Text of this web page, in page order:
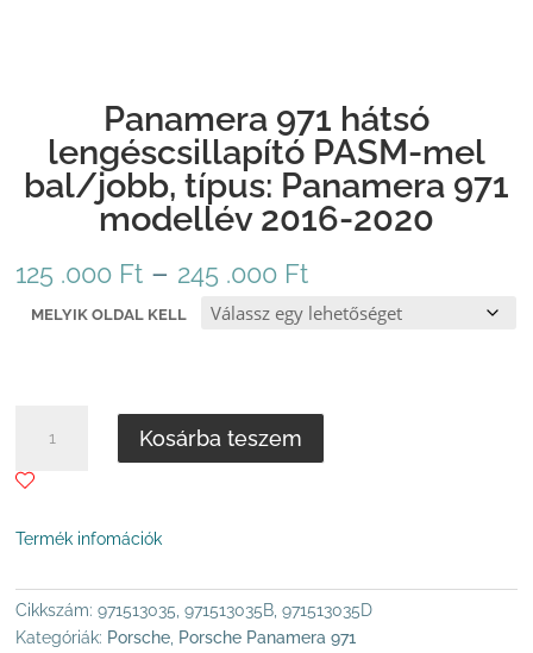
Panamera 971 hátsó
lengéscsillapító PASM-mel
bal/jobb, típus: Panamera 971
modellév 2016-2020
125 .000 Ft – 245 .000 FtÁrtartomány:
125
.000 Ft
.000 Ft
MELYIK OLDAL KELL
HÁTSÓ
TÍPUS:
PANAMERA
Kosárba teszem
Termék infomációk
Cikkszám:971513035, 971513035B, 971513035D
Kategóriák: Porsche Porsche Panamera 971